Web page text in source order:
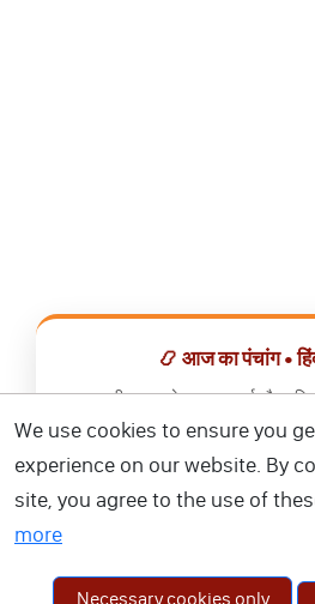
📿 आज का पंचांग •
सभी व्रत, त्योहार, शुभ मुहूर्त और
📅 हिंदी कैलेंडर ऐप
We use cookies to ensure you
experience on our website. By
site, you agree to the use of
more
Necessary cookies only